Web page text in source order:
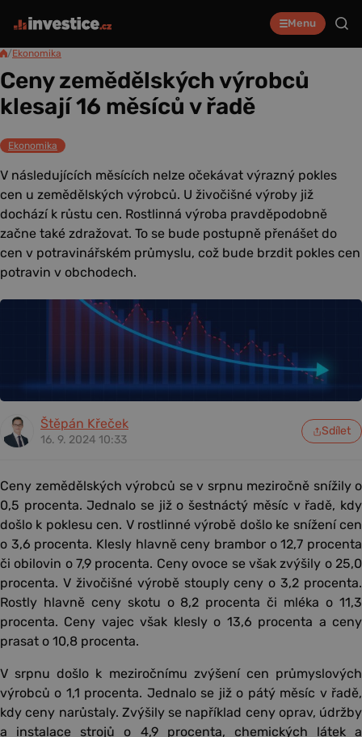
Menu
/Ekonomika
Ceny zemědělských výrobců
klesají 16 měsíců v řadě
Ekonomika
V následujících měsících nelze očekávat výrazný pokles
cen u zemědělských výrobců. U živočišné výroby již
dochází k růstu cen. Rostlinná výroba pravděpodobně
začne také zdražovat. To se bude postupně přenášet do
cen v potravinářském průmyslu, což bude brzdit pokles cen
potravin v obchodech.
Štěpán Křeček
16. 9. 2024 10:33
Sdílet
Ceny zemědělských výrobců se v srpnu meziročně snížily o
0,5 procenta. Jednalo se již o šestnáctý měsíc v řadě, kdy
došlo k poklesu cen. V rostlinné výrobě došlo ke snížení cen
o 3,6 procenta. Klesly hlavně ceny brambor o 12,7 procenta
či obilovin o 7,9 procenta. Ceny ovoce se však zvýšily o 25,0
procenta. V živočišné výrobě stouply ceny o 3,2 procenta.
Rostly hlavně ceny skotu o 8,2 procenta či mléka o 11,3
procenta. Ceny vajec však klesly o 13,6 procenta a ceny
prasat o 10,8 procenta.
V srpnu došlo k meziročnímu zvýšení cen průmyslových
výrobců o 1,1 procenta. Jednalo se již o pátý měsíc v řadě,
kdy ceny narůstaly. Zvýšily se například ceny oprav, údržby
a instalace strojů o 4,9 procenta, chemických látek a